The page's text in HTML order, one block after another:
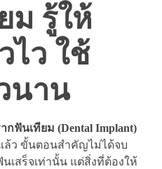
ม รู้ให้
ไว ใช้
นาน
กฟันเทียม (Dental Implant)
ล้ว ขั้นตอนสำคัญไม่ได้จบ
เสร็จเท่านั้น แต่สิ่งที่ต้องให้